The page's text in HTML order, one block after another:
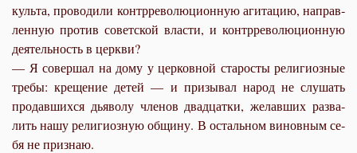
куль­та, про­во­ди­ли контр­ре­во­лю­ци­он­ную аги­та­цию, на­прав­
лен­ную про­тив со­вет­ской вла­сти, и контр­ре­во­лю­ци­он­ную
де­я­тель­ность в церк­ви?
— Я со­вер­шал на до­му у цер­ков­ной ста­ро­сты ре­ли­ги­оз­ные
тре­бы: кре­ще­ние де­тей — и при­зы­вал на­род не слу­шать
про­дав­ших­ся дья­во­лу чле­нов два­дцат­ки, же­лав­ших раз­ва­
лить на­шу ре­ли­ги­оз­ную об­щи­ну. В осталь­ном ви­нов­ным се­
бя не при­знаю.